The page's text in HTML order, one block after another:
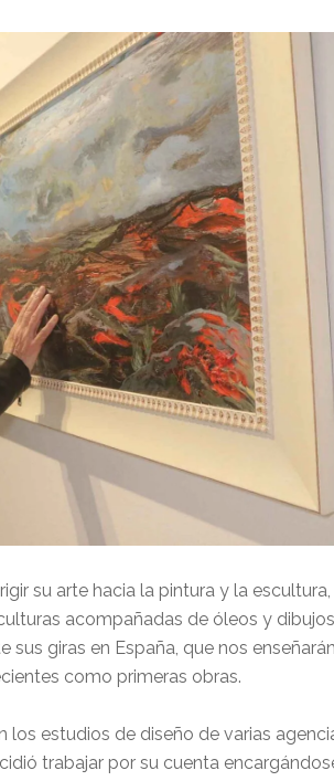
su arte hacia la pintura y la
acompañadas de óleos y dibujos,
giras en España, que nos
como primeras obras.
estudios de diseño de varias
trabajar por su cuenta